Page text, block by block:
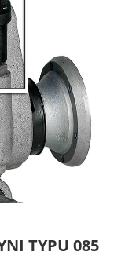
TYPU 085